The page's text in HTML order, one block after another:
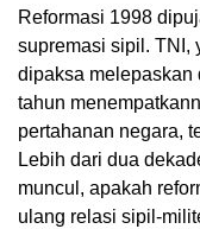
Reformasi 1998
supremasi sipil. TNI,
dipaksa melepaskan
tahun
pertahanan negara,
Lebih dari dua
muncul, apakah
ulang relasi sipil-